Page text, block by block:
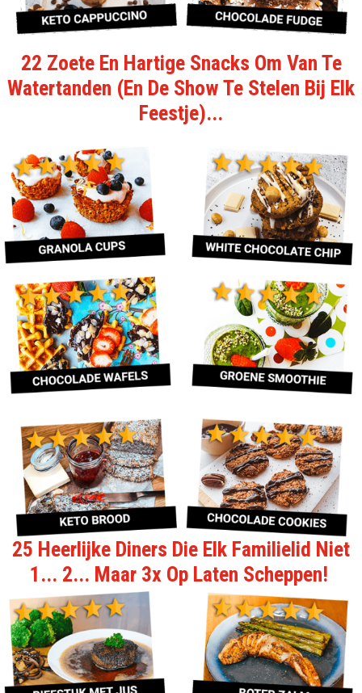
22 Zoete En Hartige Snacks Om Van Te
Watertanden (En De Show Te Stelen Bij Elk
Feestje)...
25 Heerlijke Diners Die Elk Familielid Niet
1... 2... Maar 3x Op Laten Scheppen!